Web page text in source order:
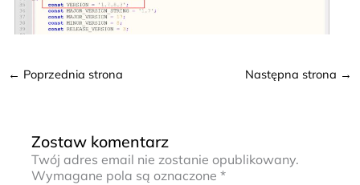
← Poprzednia strona Następna strona →
Zostaw komentarz
Twój adres email nie zostanie opublikowany.
Wymagane pola są oznaczone*